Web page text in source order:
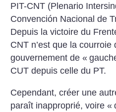
PIT-CNT (Plenario
Convención Nacional de
Depuis la victoire du
CNT n’est que la
gouvernement de «
CUT depuis celle du PT.
Cependant, créer une
paraît inapproprié, voire «